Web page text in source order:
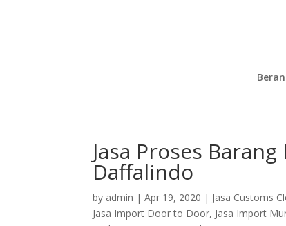
Jasa Proses
Daffalindo
by admin |Apr 19, 2020 | Jasa Customs
Jasa Import Door to Door, Jasa Import